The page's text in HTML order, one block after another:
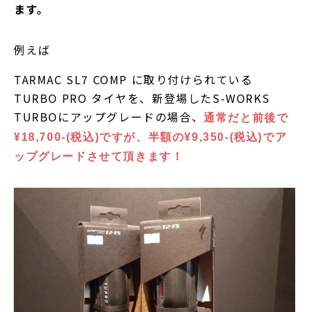
ます。
例えば
TARMAC SL7 COMP に取り付けられている
TURBO PRO タイヤを、新登場したS-WORKS
TURBOにアップグレードの場合、通常だと前後で
¥18,700-(税込)ですが、半額の¥9,350-(税込)でア
ップグレードさせて頂きます！